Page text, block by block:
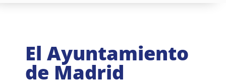
El Ayuntamiento
de Madrid